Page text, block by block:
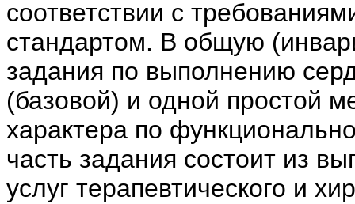
соответствии с
стандартом. В общую
задания по выполнению
(базовой) и одной простой
характера по
часть задания состоит из
услуг терапевтического и